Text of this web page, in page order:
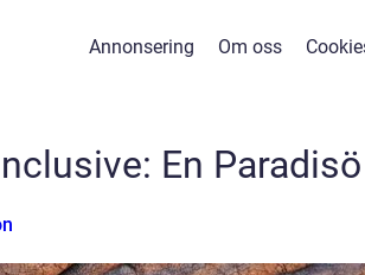
Annonsering Om oss
En